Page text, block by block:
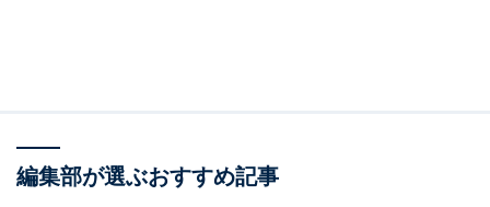
2位には、「ディーン・フジオカ」さんがランクイン。
編集部が選ぶおすすめ記事